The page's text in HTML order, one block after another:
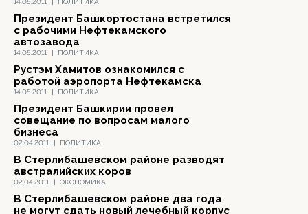
14.05.2011 | ПОЛИТИКА
14.05.2011 | ПОЛИТИКА
Президент Башкортостана встретился
с рабочими Нефтекамского
автозавода
14.05.2011 | ПОЛИТИКА
Рустэм Хамитов ознакомился с
работой аэропорта Нефтекамска
02.04.2011 | ПОЛИТИКА
Президент Башкирии провел
совещание по вопросам малого
бизнеса
02.04.2011 | ЭКОНОМИКА
В Стерлибашевском районе разводят
австралийских коров
В Стерлибашевском районе два года
не могут сдать новый лечебный корпус